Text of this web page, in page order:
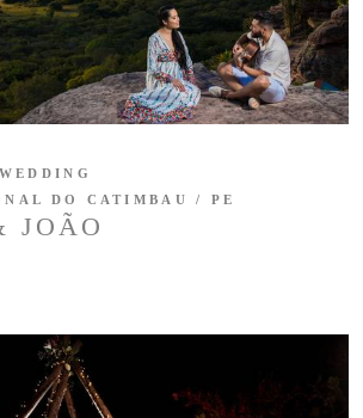
JOÃO
DO CATIMBAU / PE